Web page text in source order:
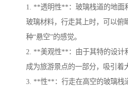
1. **透明性**：玻璃栈道的地面
玻璃材料，行走其上时，可以俯
种“悬空”的感觉。
2. **美观性**：由于其特的设计
成为旅游景点的一部分，吸引着
3. **性**：行走在高空的玻璃栈